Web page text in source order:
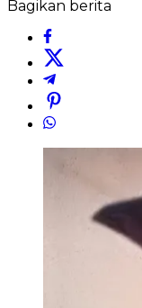
Bagikan berita